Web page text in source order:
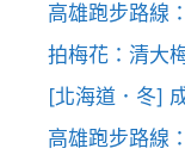
高雄跑步路線
拍梅花：清大
[北海道．冬]
高雄跑步路線